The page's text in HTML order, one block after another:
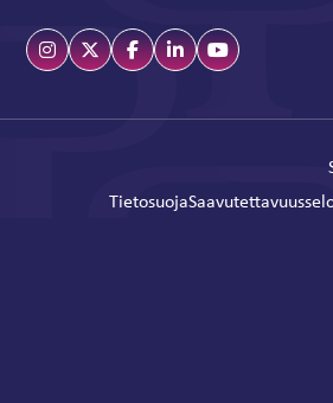
Tietosuoja